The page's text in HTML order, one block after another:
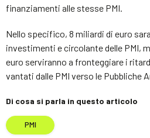
finanziamenti alle stesse PMI.
Nello specifico, 8 miliardi di euro
investimenti e circolante delle PMI,
euro serviranno a fronteggiare i
vantati dalle PMI verso le Pubbliche
Di cosa si parla in questo articolo
PMI